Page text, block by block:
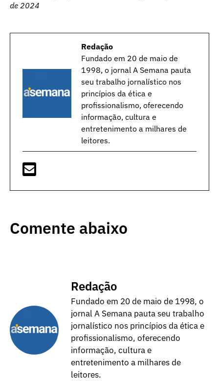
de 2024
Redação
Fundado em 20 de maio de
1998, o jornal A Semana pauta
seu trabalho jornalístico nos
princípios da ética e
profissionalismo, oferecendo
informação, cultura e
entretenimento a milhares de
leitores.
Comente abaixo
Redação
Fundado em 20 de maio de 1998, o
jornal A Semana pauta seu trabalho
jornalístico nos princípios da ética e
profissionalismo, oferecendo
informação, cultura e
entretenimento a milhares de
leitores.